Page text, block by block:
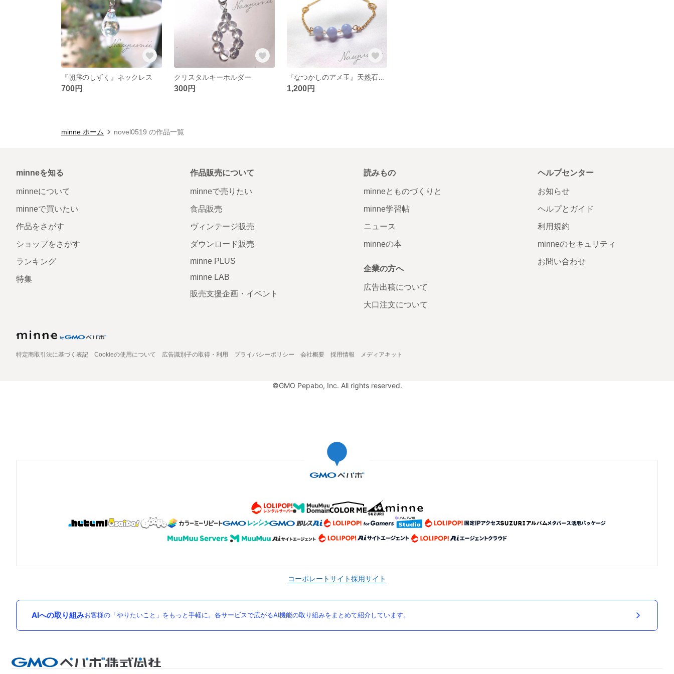
『朝露のしずく』ネックレス
700円
クリスタルキーホルダー
300円
『なつかしのアメ玉』天然石ブレスレット
1,200円
minne ホーム novel0519 の作品一覧
minneを知る
minneについて
minneで買いたい
作品をさがす
ショップをさがす
ランキング
特集
作品販売について
minneで売りたい
食品販売
ヴィンテージ販売
ダウンロード販売
minne PLUS
minne LAB
販売支援企画・イベント
読みもの
minneとものづくりと
minne学習帖
ニュース
minneの本
企業の方へ
広告出稿について
大口注文について
ヘルプセンター
お知らせ
ヘルプとガイド
利用規約
minneのセキュリティ
お問い合わせ
特定商取引法に基づく表記 Cookieの使用について 広告識別子の取得・利用 プライバシーポリシー 会社概要 採用情報 メディアキット
©GMO Pepabo, Inc. All rights reserved.
コーポレートサイト採用サイト
AIへの取り組みお客様の「やりたいこと」をもっと手軽に。各サービスで広がるAI機能の取り組みをまとめて紹介しています。